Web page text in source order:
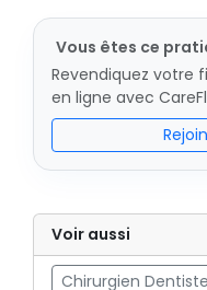
Vous êtes ce
Revendiquez votre
en ligne avec
Voir aussi
Chirurgien